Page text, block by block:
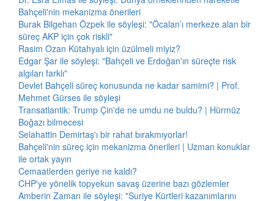
Bahçeli'nin mekanizma önerileri
Burak Bilgehan Özpek ile söyleşi: "Öcalan’ı merkeze alan bir
süreç AKP için çok riskli"
Rasim Ozan Kütahyalı için üzülmeli miyiz?
Edgar Şar ile söyleşi: "Bahçeli ve Erdoğan'ın süreçte risk
algıları farklı"
Devlet Bahçeli süreç konusunda ne kadar samimi? | Prof.
Mehmet Gürses ile söyleşi
Transatlantik: Trump Çin'de ne umdu ne buldu? | Hürmüz
Boğazı bilmecesi
Selahattin Demirtaş'ı bir rahat bırakmıyorlar!
Bahçeli'nin süreç için mekanizma önerileri | Uzman konuklar
ile ortak yayın
Cemaatlerden geriye ne kaldı?
CHP'ye yönelik topyekun savaş üzerine bazı gözlemler
Amberin Zaman ile söyleşi: "Suriye Kürtleri kazanımlarını